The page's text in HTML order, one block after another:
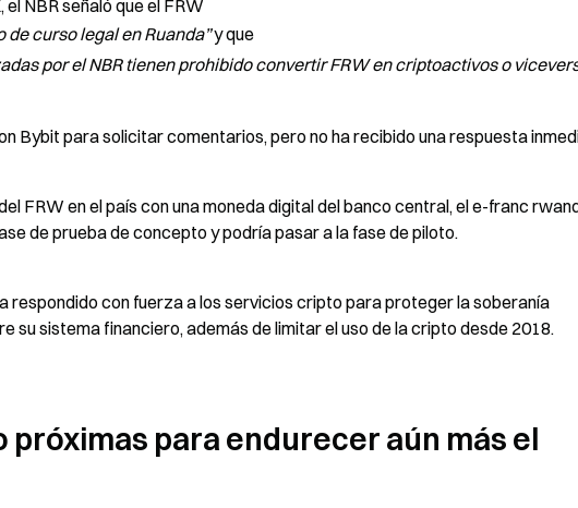
NBR señaló que el FRW
de curso legal en Ruanda” y que
por el NBR tienen prohibido convertir FRW en criptoactivos o
Bybit para solicitar comentarios, pero no ha recibido una respuesta
FRW en el país con una moneda digital del banco central, el e-franc
de prueba de concepto y podría pasar a la fase de piloto.
respondido con fuerza a los servicios cripto para proteger la soberanía
su sistema financiero, además de limitar el uso de la cripto desde 2018.
para endurecer aún más el